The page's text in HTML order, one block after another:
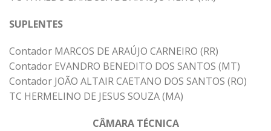
SUPLENTES
Contador MARCOS DE ARAÚJO CARNEIRO (RR)
Contador EVANDRO BENEDITO DOS SANTOS (MT)
Contador JOÃO ALTAIR CAETANO DOS SANTOS (RO)
TC HERMELINO DE JESUS SOUZA (MA)
CÂMARA TÉCNICA